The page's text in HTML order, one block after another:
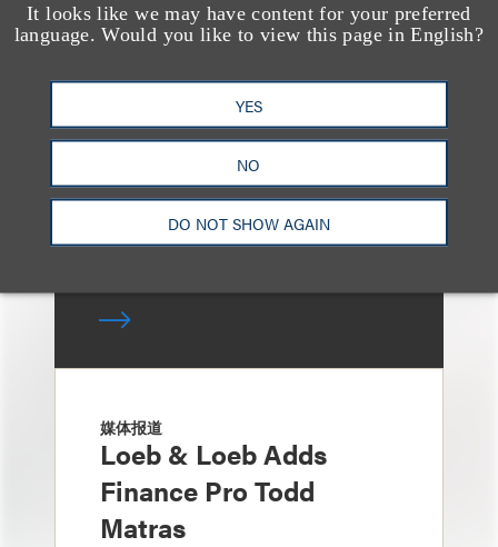
It looks like we may have content for your preferred
language. Would you like to view this page in English?
YES
NO
DO NOT SHOW AGAIN
文章
Courts Give Deference
to Matrimonial
Proceedings
媒体报道
Loeb & Loeb Adds
Finance Pro Todd
Matras